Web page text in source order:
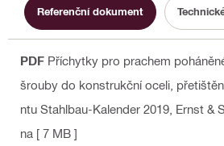
Referenční dokument
PDF Příchytky pro prachem
šrouby do konstrukční oceli,
ntu Stahlbau-Kalender 2019, Ernst &
na [ 7 MB ]